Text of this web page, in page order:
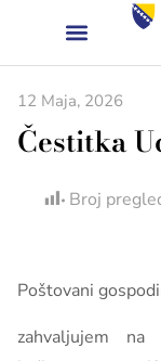
12 Maja, 2026
Čestitka
Broj
Poštovani
zahvaljujem na